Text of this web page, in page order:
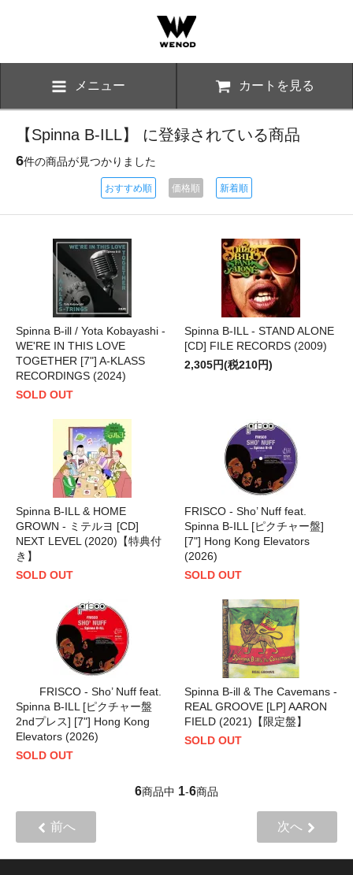
メニュー カートを見る
【Spinna B-ILL】 に登録されている商品
6件の商品が見つかりました
おすすめ順 価格順 新着順
Spinna B-ill / Yota Kobayashi -
WE'RE IN THIS LOVE
TOGETHER [7"] A-KLASS
RECORDINGS (2024)
SOLD OUT
Spinna B-ILL - STAND ALONE
[CD] FILE RECORDS (2009)
2,305円(税210円)
Spinna B-ILL & HOME
GROWN - ミテルヨ [CD]
NEXT LEVEL (2020)【特典付
き】
SOLD OUT
FRISCO - Sho’ Nuff feat.
Spinna B-ILL [ピクチャー盤]
[7"] Hong Kong Elevators
(2026)
SOLD OUT
FRISCO - Sho’ Nuff feat.
Spinna B-ILL [ピクチャー盤
2ndプレス] [7"] Hong Kong
Elevators (2026)
SOLD OUT
Spinna B-ill & The Cavemans -
REAL GROOVE [LP] AARON
FIELD (2021)【限定盤】
SOLD OUT
6商品中 1-6商品
前へ 次へ